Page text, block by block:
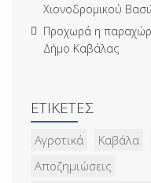
Χιονοδρομικού
Προχωρά η
Δήμο Καβάλας
ΕΤΙΚΈΤΕΣ
Αγροτικά Καβάλα
Αποζημιώσεις